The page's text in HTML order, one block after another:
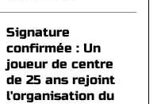
Signature
confirmée : Un
joueur de centre
de 25 ans rejoint
l'organisation du